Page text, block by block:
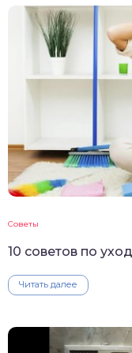
Советы
10 советов по
Читать далее